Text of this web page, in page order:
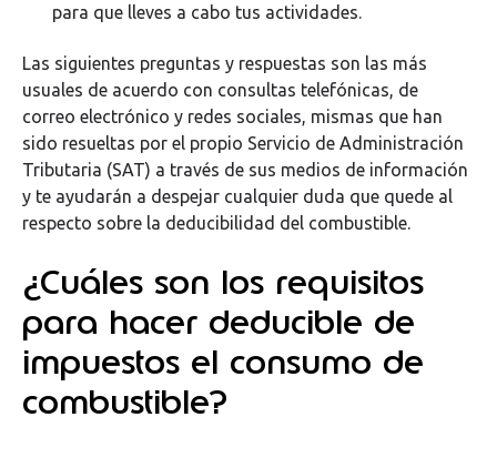
para que lleves a cabo tus actividades.
Las siguientes preguntas y respuestas son las más
usuales de acuerdo con consultas telefónicas, de
correo electrónico y redes sociales, mismas que han
sido resueltas por el propio Servicio de Administración
Tributaria (SAT) a través de sus medios de información
y te ayudarán a despejar cualquier duda que quede al
respecto sobre la deducibilidad del combustible.
¿Cuáles son los requisitos
para hacer deducible de
impuestos el consumo de
combustible?